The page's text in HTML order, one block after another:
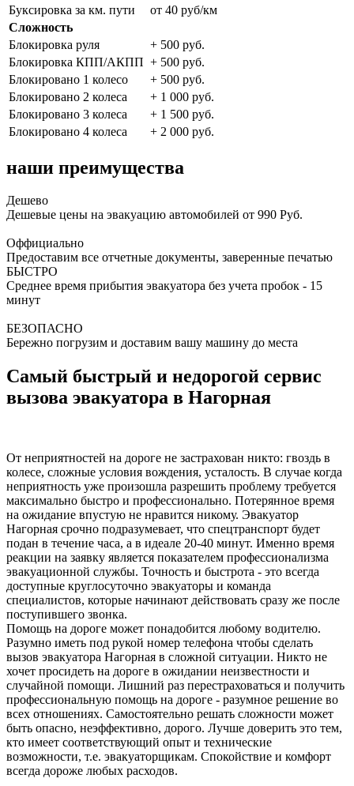
Буксировка за км. пути
от 40 руб/км
Сложность
Блокировка руля
+ 500 руб.
Блокировка КПП/АКПП + 500 руб.
Блокировано 1 колесо
+ 500 руб.
Блокировано 2 колеса
+ 1 000 руб.
Блокировано 3 колеса
+ 1 500 руб.
Блокировано 4 колеса
+ 2 000 руб.
наши преимущества
Дешево
Дешевые цены на эвакуацию автомобилей от 990 Руб.
Оффициально
Предоставим все отчетные документы, заверенные печатью
БЫСТРО
Среднее время прибытия эвакуатора без учета пробок - 15
минут
БЕЗОПАСНО
Бережно погрузим и доставим вашу машину до места
Самый быстрый и недорогой сервис
вызова эвакуатора в Нагорная
От неприятностей на дороге не застрахован никто: гвоздь в
колесе, сложные условия вождения, усталость. В случае когда
неприятность уже произошла разрешить проблему требуется
максимально быстро и профессионально. Потерянное время
на ожидание впустую не нравится никому. Эвакуатор
Нагорная срочно подразумевает, что спецтранспорт будет
подан в течение часа, а в идеале 20-40 минут. Именно время
реакции на заявку является показателем профессионализма
эвакуационной службы. Точность и быстрота - это всегда
доступные круглосуточно эвакуаторы и команда
специалистов, которые начинают действовать сразу же после
поступившего звонка.
Помощь на дороге может понадобится любому водителю.
Разумно иметь под рукой номер телефона чтобы сделать
вызов эвакуатора Нагорная в сложной ситуации. Никто не
хочет просидеть на дороге в ожидании неизвестности и
случайной помощи. Лишний раз перестраховаться и получить
профессиональную помощь на дороге - разумное решение во
всех отношениях. Самостоятельно решать сложности может
быть опасно, неэффективно, дорого. Лучше доверить это тем,
кто имеет соответствующий опыт и технические
возможности, т.е. эвакуаторщикам. Спокойствие и комфорт
всегда дороже любых расходов.